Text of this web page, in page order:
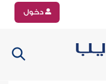
دخول